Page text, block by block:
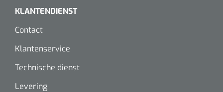
KLANTENDIENST
Contact
Klantenservice
Technische dienst
Levering